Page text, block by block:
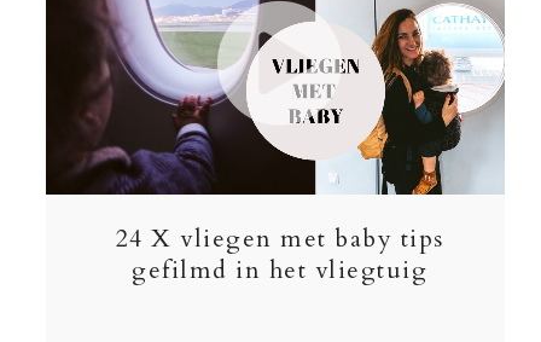
24 X vliegen met baby tips
gefilmd in het vliegtuig